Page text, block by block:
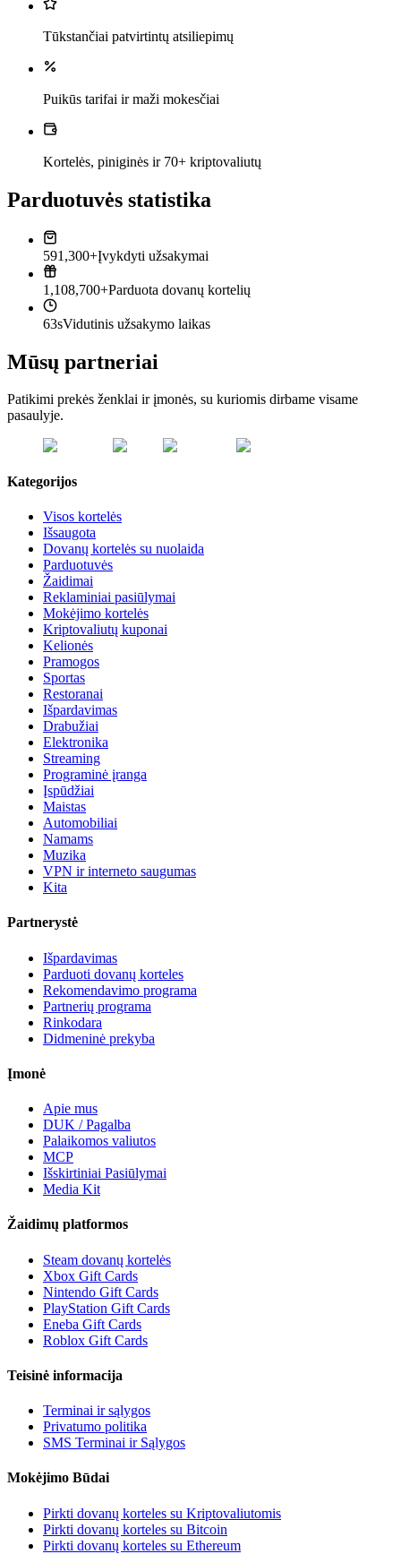
Tūkstančiai patvirtintų atsiliepimų
Puikūs tarifai ir maži mokesčiai
Kortelės, piniginės ir 70+ kriptovaliutų
Parduotuvės statistika
591,300+Įvykdyti užsakymai
1,108,700+Parduota dovanų kortelių
63sVidutinis užsakymo laikas
Mūsų partneriai
Patikimi prekės ženklai ir įmonės, su kuriomis dirbame visame
pasaulyje.
Kategorijos
Visos kortelės
Išsaugota
Dovanų kortelės su nuolaida
Parduotuvės
Žaidimai
Reklaminiai pasiūlymai
Mokėjimo kortelės
Kriptovaliutų kuponai
Kelionės
Pramogos
Sportas
Restoranai
Išpardavimas
Drabužiai
Elektronika
Streaming
Programinė įranga
Įspūdžiai
Maistas
Automobiliai
Namams
Muzika
VPN ir interneto saugumas
Kita
Partnerystė
Išpardavimas
Parduoti dovanų korteles
Rekomendavimo programa
Partnerių programa
Rinkodara
Didmeninė prekyba
Įmonė
Apie mus
DUK / Pagalba
Palaikomos valiutos
MCP
Išskirtiniai Pasiūlymai
Media Kit
Žaidimų platformos
Steam dovanų kortelės
Xbox Gift Cards
Nintendo Gift Cards
PlayStation Gift Cards
Eneba Gift Cards
Roblox Gift Cards
Teisinė informacija
Terminai ir sąlygos
Privatumo politika
SMS Terminai ir Sąlygos
Mokėjimo Būdai
Pirkti dovanų korteles su Kriptovaliutomis
Pirkti dovanų korteles su Bitcoin
Pirkti dovanų korteles su Ethereum